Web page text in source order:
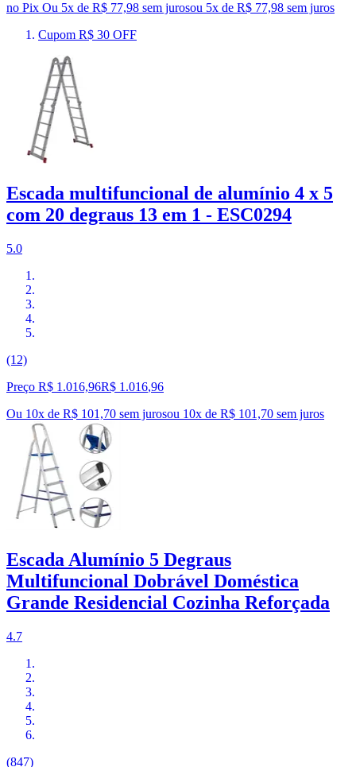
no Pix Ou 5x de R$ 77,98 sem jurosou 5x de R$ 77,98 sem juros
Cupom R$ 30 OFF
Escada multifuncional de alumínio 4 x 5
com 20 degraus 13 em 1 - ESC0294
5.0
(12)
Preço R$ 1.016,96R$ 1.016,96
Ou 10x de R$ 101,70 sem jurosou 10x de R$ 101,70 sem juros
Escada Alumínio 5 Degraus
Multifuncional Dobrável Doméstica
Grande Residencial Cozinha Reforçada
4.7
(847)